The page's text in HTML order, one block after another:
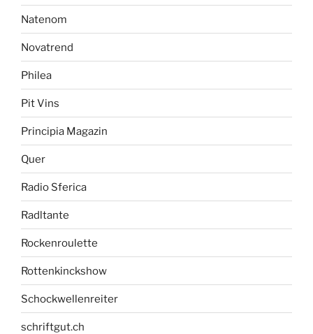
Natenom
Novatrend
Philea
Pit Vins
Principia Magazin
Quer
Radio Sferica
Radltante
Rockenroulette
Rottenkinckshow
Schockwellenreiter
schriftgut.ch